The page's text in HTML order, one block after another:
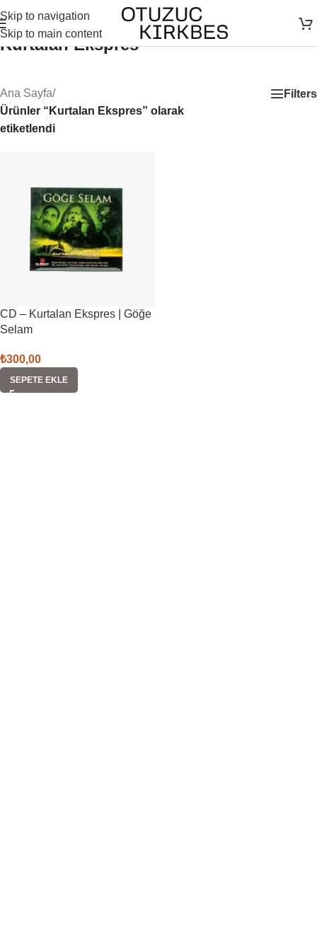
Skip to navigation
Skip to main content
Kurtalan Ekspres
Ana Sayfa/
Ürünler “Kurtalan Ekspres” olarak
etiketlendi
Filters
CD – Kurtalan Ekspres | Göğe
Selam
₺300,00
SEPETE EKLE